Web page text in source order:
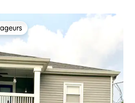
les plus appréciés